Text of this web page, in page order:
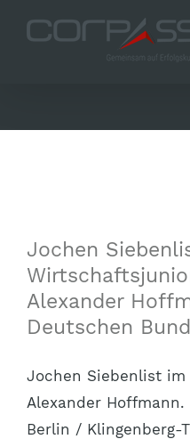
Inhalt
Jochen
Alexander
Deutschen
Jochen Siebenlist im
Alexander Hoffmann.
Berlin / Klingenberg-